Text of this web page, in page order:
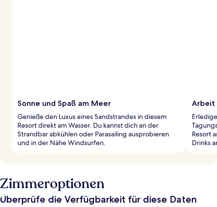
Sonne und Spaß am Meer
Genieße den Luxus eines Sandstrandes in diesem
Resort direkt am Wasser. Du kannst dich an der
Strandbar abkühlen oder Parasailing ausprobieren
und in der Nähe Windsurfen.
Arbeit
Resort
Drinks
Zimmeroptionen
Überprüfe die Verfügbarkeit für diese Daten